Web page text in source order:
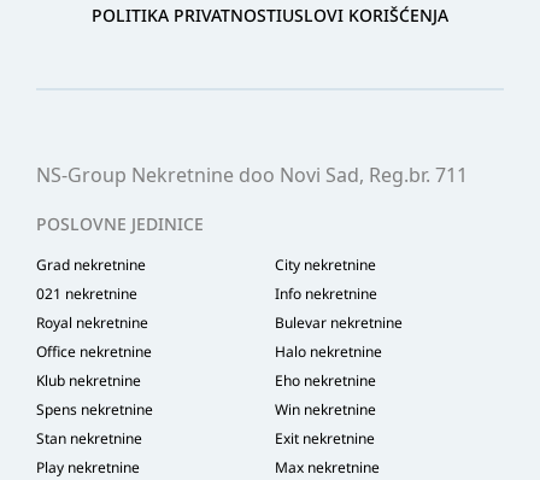
POLITIKA PRIVATNOSTIUSLOVI KORIŠĆENJA
NS-Group Nekretnine doo Novi Sad, Reg.br. 711
POSLOVNE JEDINICE
Grad nekretnine
City nekretnine
021 nekretnine
Info nekretnine
Royal nekretnine
Bulevar nekretnine
Office nekretnine
Halo nekretnine
Klub nekretnine
Eho nekretnine
Spens nekretnine
Win nekretnine
Stan nekretnine
Exit nekretnine
Play nekretnine
Max nekretnine